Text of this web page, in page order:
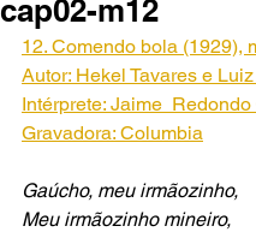
cap02-m12
12. Comendo bola (1929),
Autor: Hekel Tavares e
Intérprete: Jaime  Redondo
Gravadora: Columbia
Gaúcho, meu irmãozinho,
Meu irmãozinho mineiro,